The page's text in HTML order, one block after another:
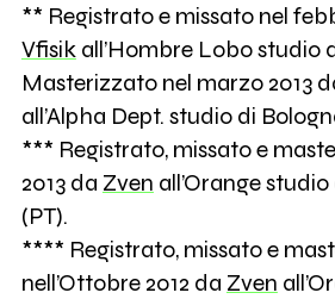
** Registrato e missato nel
Vfisikall’Hombre Lobo studio
Masterizzato nel marzo 2013
all’Alpha Dept. studio di
*** Registrato, missato e
2013 da Zven all’Orange
(PT).
**** Registrato, missato e
nell’Ottobre 2012 da Zven